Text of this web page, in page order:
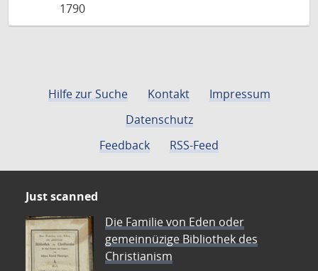
1790
Hilfe zur Suche Kontakt
Impressum
Datenschutz
Feedback
RSS-Feed
Just scanned
Die Familie von Eden oder
gemeinnüzige Bibliothek des
Christianism